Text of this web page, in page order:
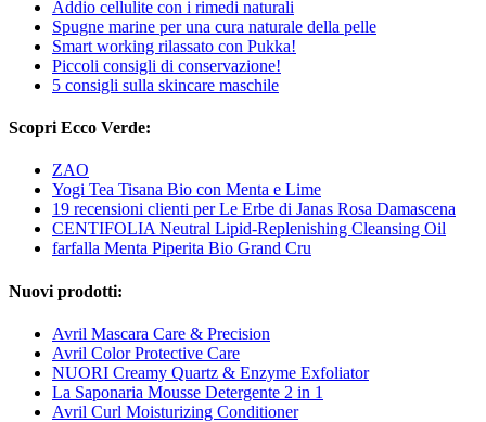
Addio cellulite con i rimedi naturali
Spugne marine per una cura naturale della pelle
Smart working rilassato con Pukka!
Piccoli consigli di conservazione!
5 consigli sulla skincare maschile
Scopri Ecco Verde:
ZAO
Yogi Tea Tisana Bio con Menta e Lime
19 recensioni clienti per Le Erbe di Janas Rosa Damascena
CENTIFOLIA Neutral Lipid-Replenishing Cleansing Oil
farfalla Menta Piperita Bio Grand Cru
Nuovi prodotti:
Avril Mascara Care & Precision
Avril Color Protective Care
NUORI Creamy Quartz & Enzyme Exfoliator
La Saponaria Mousse Detergente 2 in 1
Avril Curl Moisturizing Conditioner